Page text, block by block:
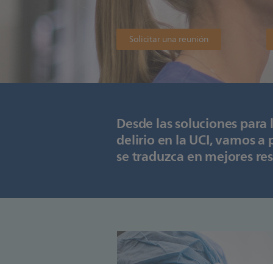
Solicitar una reunión
Desde las soluciones
delirio en la UCI, vamos
se traduzca en mejores